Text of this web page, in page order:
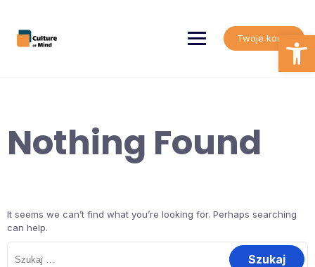
content
Twoje konto
Nothing Found
It seems we can’t find what you’re looking for. Perhaps searching
can help.
Szukaj: